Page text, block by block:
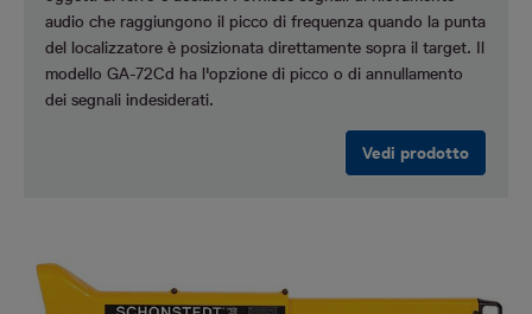
audio che raggiungono il picco di frequenza quando la punta
del localizzatore è posizionata direttamente sopra il target. Il
modello GA-72Cd ha l'opzione di picco o di annullamento
dei segnali indesiderati.
Vedi prodotto